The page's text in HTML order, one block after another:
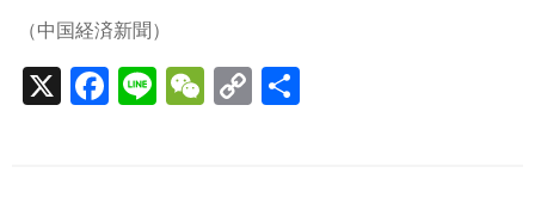
（中国経済新聞）
X F Li W C